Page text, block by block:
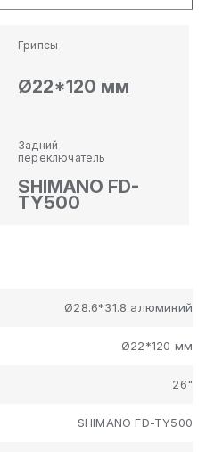
Грипсы
Ø22*120 мм
Задний
переключатель
SHIMANO FD-
TY500
Ø28.6*31.8 алюминий
Ø22*120 мм
26"
SHIMANO FD-TY500